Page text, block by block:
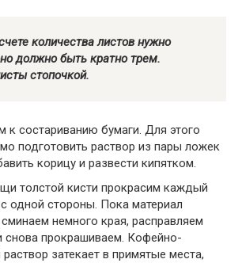
количества листов нужно
должно быть кратно трем.
стопочкой.
к состариванию бумаги. Для этого
подготовить раствор из пары ложек
корицу и развести кипятком.
толстой кисти прокрасим каждый
одной стороны. Пока материал
немного края, расправляем
снова прокрашиваем. Кофейно-
затекает в примятые места,